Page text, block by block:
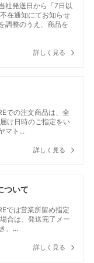
社発送日から「7日以
在通知にてお知らせ
調整のうえ、商品を
詳しく見る
での注文商品は、全
け日時のご指定をい
マト...
詳しく見る
ついて
では営業所留め指定
合は、発送完了メー
、...
詳しく見る